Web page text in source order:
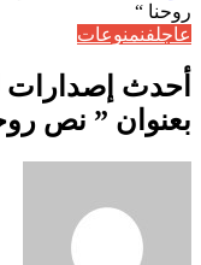
روحنا “
عاجلفنمنوعات
أحدث
بعنوان ” نص